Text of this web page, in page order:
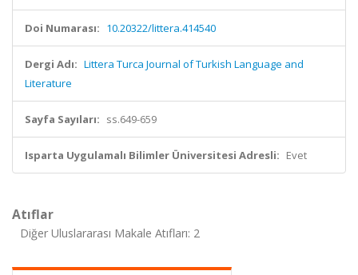
Doi Numarası: 10.20322/littera.414540
Dergi Adı: Littera Turca Journal of Turkish Language and
Literature
Sayfa Sayıları: ss.649-659
Isparta Uygulamalı Bilimler Üniversitesi Adresli: Evet
Atıflar
Diğer Uluslararası Makale Atıfları: 2